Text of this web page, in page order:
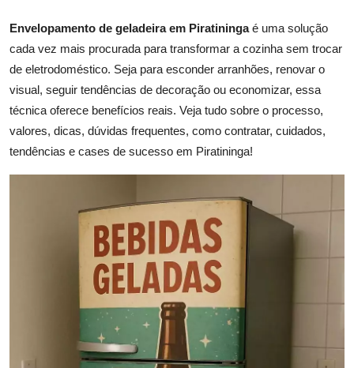
Envelopamento de geladeira em Piratiningaé uma solução
cada vez mais procurada para transformar a cozinha sem trocar
de eletrodoméstico. Seja para esconder arranhões, renovar o
visual, seguir tendências de decoração ou economizar, essa
técnica oferece benefícios reais. Veja tudo sobre o processo,
valores, dicas, dúvidas frequentes, como contratar, cuidados,
tendências e cases de sucesso em Piratininga!